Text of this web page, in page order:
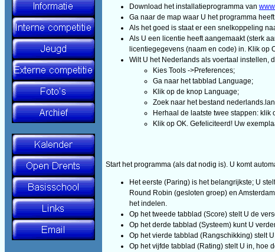
Download het installatieprogramma van
Ga naar de map waar U het programma
Als het goed is staat er een snelkoppeling
Als U een licentie heeft aangemaakt (sterk
licentiegegevens (naam en code) in. Klik op
Wilt U het Nederlands als voertaal instellen,
Kies Tools ->Preferences;
Ga naar het tabblad Language;
Klik op de knop Language;
Zoek naar het bestand
Herhaal de laatste twee stappen:
Klik op OK. Gefeliciteerd! Uw
Start het programma (als dat nodig is). U komt
Het eerste (Paring) is het belangrijkste; U
Round Robin (gesloten groep) en
het indelen.
Op het tweede tabblad (Score) stelt U de
Op het derde tabblad (Systeem) kunt U
Op het vierde tabblad (Rangschikking) stelt
Op het vijfde tabblad (Rating) stelt U in, hoe